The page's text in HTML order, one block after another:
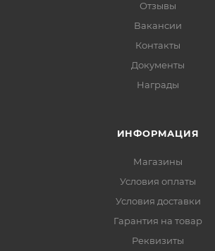
Отзывы
Вакансии
Контакты
Документы
Награды
ИНФОРМАЦИЯ
Магазины
Условия оплаты
Условия доставки
Гарантия на товар
Реквизиты